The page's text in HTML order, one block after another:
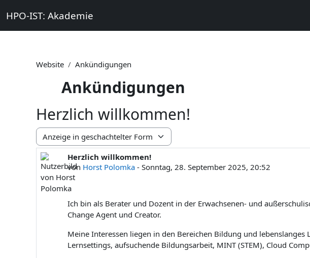
HPO-IST: Akademie
Website Ankündigungen
Ankündigungen
Herzlich willkommen!
Anzeigemodus
Herzlich willkommen!
von Horst Polomka - Sonntag, 28. September 2025, 20:52
Anzahl Antworten: 0
Ich bin als Berater und Dozent in der Erwachsenen- und
Change Agent und Creator.
Meine Interessen liegen in den Bereichen Bildung und
Lernsettings, aufsuchende Bildungsarbeit, MINT (STEM), Cloud